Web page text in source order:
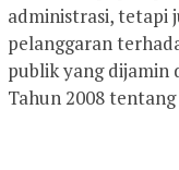
administrasi, tetapi
pelanggaran
publik yang dijamin
Tahun 2008